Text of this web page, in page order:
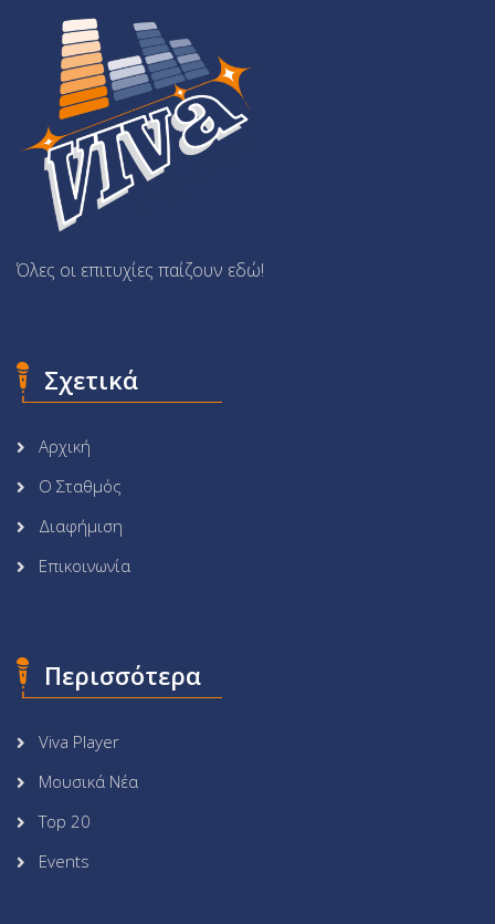
Όλες οι επιτυχίες παίζουν εδώ!
Σχετικά
Αρχική
Ο Σταθμός
Διαφήμιση
Επικοινωνία
Περισσότερα
Viva Player
Μουσικά Νέα
Top 20
Events